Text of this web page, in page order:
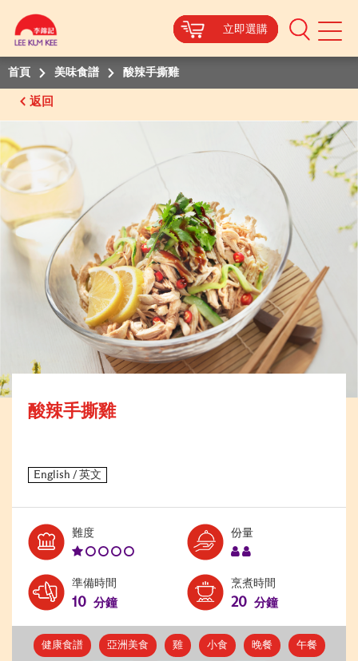
立即選購
Mobile
立即選購
立即選購
立即選購
首頁 美味食譜 酸辣手撕雞
返回
酸辣手撕雞
難度Level:
份量Serves:
準備時間
10 分鐘
烹煮時間
20 分鐘
健康食譜 亞洲美食 雞 小食 晚餐 午餐